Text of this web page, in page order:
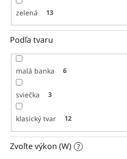
zelená 13
Podľa tvaru
malá banka 6
sviečka 3
klasický tvar 12
Zvoľte výkon (W) ?